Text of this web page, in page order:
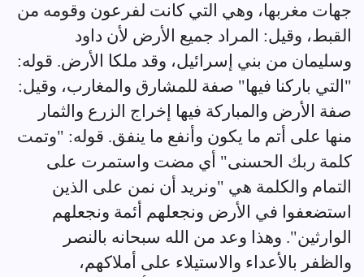
جهات مغربها، وهي التي كانت لفرعون وقومه من
القبط، وقيل: المراد جميع الأرض لأن داود
وسليمان من بني إسرائيل، وقد ملكا الأرض. قوله:
"التي باركنا فيها" صفة للمشارق والمغارب، وقيل:
صفة الأرض والمباركة فيها إخراج الزرع والثمار
منها على أتم ما يكون وأنفع ما ينفق. قوله: "وتمت
كلمة ربك الحسنى" أي مضت واستمرت على
التمام والكلمة هي "ونريد أن نمن على الذين
استضعفوا في الأرض ونجعلهم أئمة ونجعلهم
الوارثين". وهذا وعد من الله سبحانه بالنصر
والظفر بالأعداء والاستيلاء على أملاكهم،